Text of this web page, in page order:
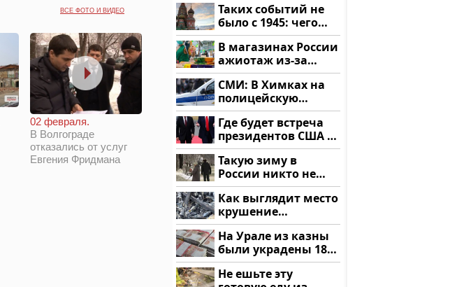
ВСЕ ФОТО И ВИДЕО
02 февраля.
В Волгограде
отказались от услуг
Евгения Фридмана
Таких событий не
было с 1945: чего
ждать всем нам?
В магазинах России
ажиотаж из-за
этого продукта: что
купить?
СМИ: В Химках на
полицейскую
машину напали и
подожгли.
Где будет встреча
президентов США и
России: Европа?
Такую зиму в
России никто не
ждал: как так?!
Как выглядит место
крушение
вертолета на
Кавказе: смотреть
На Урале из казны
были украдены 18
миллионов рублей
Не ешьте эту